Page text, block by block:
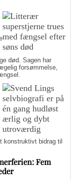
død. Sagen har
forsømmelse,
konstruktivt bidrag til
Fem